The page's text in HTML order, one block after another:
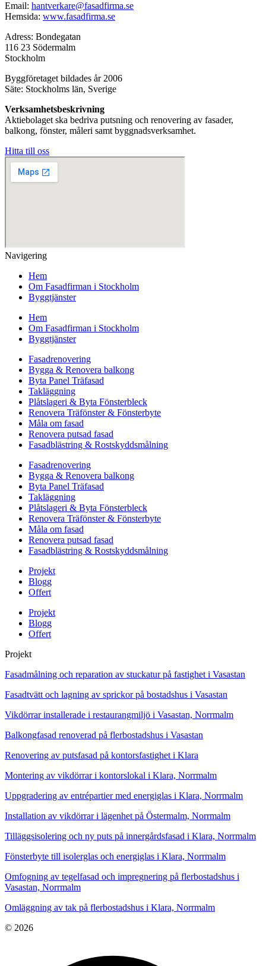
Email: hantverkare@fasadfirma.se
Hemsida: www.fasadfirma.se
Adress: Bondegatan
116 23 Södermalm
Stockholm
Byggföretaget bildades år 2006
Säte: Stockholms län, Sverige
Verksamhetsbeskrivning
Aktiebolaget ska bedriva putsning och renovering av fasader,
balkong, fönster, måleri samt byggnadsverksamhet.
Hitta till oss
Navigering
Hem
Om Fasadfirman i Stockholm
Byggtjänster
Hem
Om Fasadfirman i Stockholm
Byggtjänster
Fasadrenovering
Bygga & Renovera balkong
Byta Panel Träfasad
Takläggning
Plåtslageri & Byta Fönsterbleck
Renovera Träfönster & Fönsterbyte
Måla om fasad
Renovera putsad fasad
Fasadblästring & Rostskyddsmålning
Fasadrenovering
Bygga & Renovera balkong
Byta Panel Träfasad
Takläggning
Plåtslageri & Byta Fönsterbleck
Renovera Träfönster & Fönsterbyte
Måla om fasad
Renovera putsad fasad
Fasadblästring & Rostskyddsmålning
Projekt
Blogg
Offert
Projekt
Blogg
Offert
Projekt
Fasadmålning och reparation av stuckatur på fastighet i Vasastan
Fasadtvätt och lagning av sprickor på bostadshus i Vasastan
Vikdörrar installerade i restaurangmiljö i Vasastan, Norrmalm
Balkongfasad renoverad på flerbostadshus i Vasastan
Renovering av putsfasad på kontorsfastighet i Klara
Montering av vikdörrar i kontorslokal i Klara, Norrmalm
Uppgradering av entrépartier med energiglas i Klara, Norrmalm
Installation av vikdörrar i lägenhet på Östermalm, Norrmalm
Tilläggsisolering och ny puts på innergårdsfasad i Klara, Norrmalm
Fönsterbyte till isolerglas och energiglas i Klara, Norrmalm
Omfogning av tegelfasad och impregnering på flerbostadshus i
Vasastan, Norrmalm
Omläggning av tak på flerbostadshus i Klara, Norrmalm
© 2026